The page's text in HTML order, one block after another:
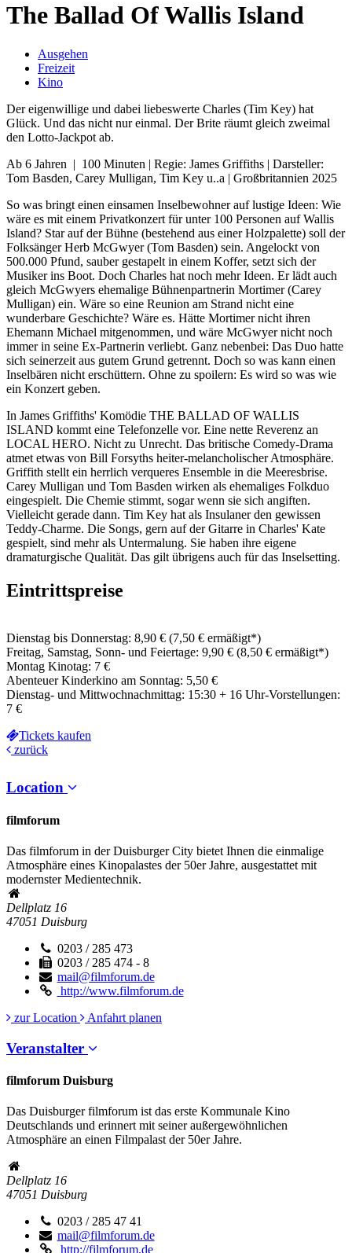
The Ballad Of Wallis Island
Ausgehen
Freizeit
Kino
Der eigenwillige und dabei liebeswerte Charles (Tim Key) hat
Glück. Und das nicht nur einmal. Der Brite räumt gleich zweimal
den Lotto-Jackpot ab.
Ab 6 Jahren | 100 Minuten | Regie: James Griffiths | Darsteller:
Tom Basden, Carey Mulligan, Tim Key u..a | Großbritannien 2025
So was bringt einen einsamen Inselbewohner auf lustige Ideen: Wie
wäre es mit einem Privatkonzert für unter 100 Personen auf Wallis
Island? Star auf der Bühne (bestehend aus einer Holzpalette) soll der
Folksänger Herb McGwyer (Tom Basden) sein. Angelockt von
500.000 Pfund, sauber gestapelt in einem Koffer, setzt sich der
Musiker ins Boot. Doch Charles hat noch mehr Ideen. Er lädt auch
gleich McGwyers ehemalige Bühnenpartnerin Mortimer (Carey
Mulligan) ein. Wäre so eine Reunion am Strand nicht eine
wunderbare Geschichte? Wäre es. Hätte Mortimer nicht ihren
Ehemann Michael mitgenommen, und wäre McGwyer nicht noch
immer in seine Ex-Partnerin verliebt. Ganz nebenbei: Das Duo hatte
sich seinerzeit aus gutem Grund getrennt. Doch so was kann einen
Inselbären nicht erschüttern. Ohne zu spoilern: Es wird so was wie
ein Konzert geben.
In James Griffiths' Komödie THE BALLAD OF WALLIS
ISLAND kommt eine Telefonzelle vor. Eine nette Reverenz an
LOCAL HERO. Nicht zu Unrecht. Das britische Comedy-Drama
atmet etwas von Bill Forsyths heiter-melancholischer Atmosphäre.
Griffith stellt ein herrlich verqueres Ensemble in die Meeresbrise.
Carey Mulligan und Tom Basden wirken als ehemaliges Folkduo
eingespielt. Die Chemie stimmt, sogar wenn sie sich angiften.
Vielleicht gerade dann. Tim Key hat als Insulaner den gewissen
Teddy-Charme. Die Songs, gern auf der Gitarre in Charles' Kate
gespielt, sind mehr als Untermalung. Sie haben ihre eigene
dramaturgische Qualität. Das gilt übrigens auch für das Inselsetting.
Eintrittspreise
Dienstag bis Donnerstag: 8,90 € (7,50 € ermäßigt*)
Freitag, Samstag, Sonn- und Feiertage: 9,90 € (8,50 € ermäßigt*)
Montag Kinotag: 7 €
Abenteuer Kinderkino am Sonntag: 5,50 €
Dienstag- und Mittwochnachmittag: 15:30 + 16 Uhr-Vorstellungen:
7 €
Tickets kaufen
zurück
Location
filmforum
Das filmforum in der Duisburger City bietet Ihnen die einmalige
Atmosphäre eines Kinopalastes der 50er Jahre, ausgestattet mit
modernster Medientechnik.
Dellplatz 16
47051 Duisburg
0203 / 285 473
0203 / 285 474 - 8
mail@filmforum.de
http://www.filmforum.de
zur Location
Anfahrt planen
Veranstalter
filmforum Duisburg
Das Duisburger filmforum ist das erste Kommunale Kino
Deutschlands und erinnert mit seiner außergewöhnlichen
Atmosphäre an einen Filmpalast der 50er Jahre.
Dellplatz 16
47051 Duisburg
0203 / 285 47 41
mail@filmforum.de
http://filmforum.de